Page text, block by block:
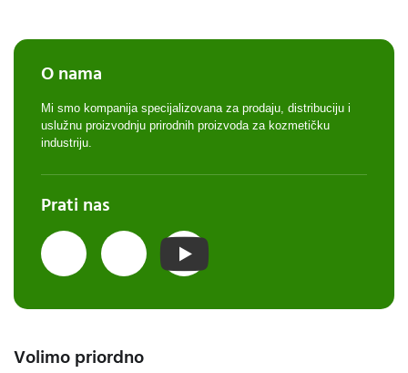
O nama
Mi smo kompanija specijalizovana za prodaju, distribuciju i
uslužnu proizvodnju prirodnih proizvoda za kozmetičku
industriju.
Prati nas
Volimo priordno